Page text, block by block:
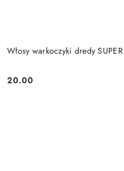
Włosy warkoczyki dredy
Cena:
20.00